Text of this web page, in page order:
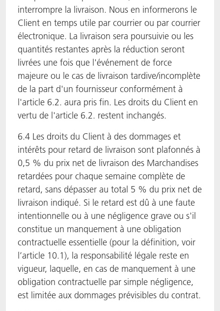
interrompre la livraison. Nous en informerons le
Client en temps utile par courrier ou par courrier
électronique. La livraison sera poursuivie ou les
quantités restantes après la réduction seront
livrées une fois que l'événement de force
majeure ou le cas de livraison tardive/incomplète
de la part d'un fournisseur conformément à
l'article 6.2. aura pris fin. Les droits du Client en
vertu de l'article 6.2. restent inchangés.
6.4 Les droits du Client à des dommages et
intérêts pour retard de livraison sont plafonnés à
0,5 % du prix net de livraison des Marchandises
retardées pour chaque semaine complète de
retard, sans dépasser au total 5 % du prix net de
livraison indiqué. Si le retard est dû à une faute
intentionnelle ou à une négligence grave ou s'il
constitue un manquement à une obligation
contractuelle essentielle (pour la définition, voir
l’article 10.1), la responsabilité légale reste en
vigueur, laquelle, en cas de manquement à une
obligation contractuelle par simple négligence,
est limitée aux dommages prévisibles du contrat.